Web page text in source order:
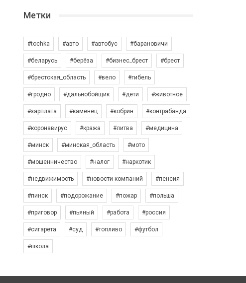
Метки
#tochka #авто #автобус #барановичи
#беларусь #берёза #бизнес_брест #брест
#брестская_область #вело #гибель
#гродно #дальнобойщик #дети #животное
#зарплата #каменец #кобрин #контрабанда
#коронавирус #кража #литва #медицина
#минск #минская_область #мото
#мошенничество #налог #наркотик
#недвижимость #новости компаний #пенсия
#пинск #подорожание #пожар #польша
#приговор #пьяный #работа #россия
#сигарета #суд #топливо #футбол
#школа